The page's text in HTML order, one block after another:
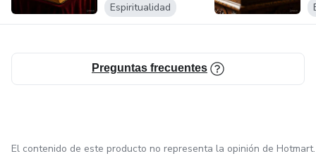
Espiritualidad
Preguntas frecuentes
El contenido de este producto no representa la opinión de Hotmart.